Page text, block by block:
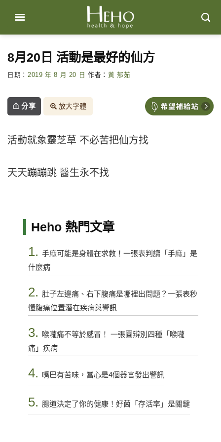
content
8月20日 活動是最好的仙方
日期： 2019 年 8 月 20 日 作者： 黃 郁茹
分享 放大字體
活動就象靈芝草 不必苦把仙方找
天天蹦蹦跳 醫生永不找
Heho 熱門文章
1. 手麻可能是身體在求救！一張表判讀「手麻」是
什麼病
2. 肚子左邊痛、右下腹痛是哪裡出問題？一張表秒
懂腹痛位置潛在疾病與警訊
3.
喉嚨痛不等於感冒！ 一張圖辨別四種「喉嚨
痛」疾病
4. 嘴巴有苦味，當心是4個器官發出警訊
5. 腸道決定了你的健康！好菌「存活率」是關鍵